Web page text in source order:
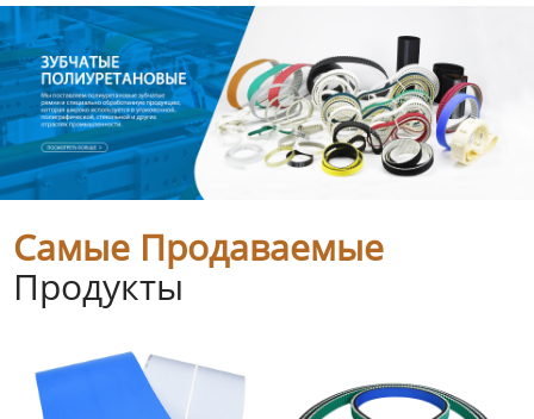
Самые Продаваемые
Продукты